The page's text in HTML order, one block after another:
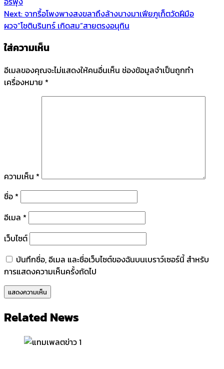
Next:จากรื้อโพงพางสงขลาถึงล้างบางมาเฟียภูเก็ตวัดฝีมือ
ผวจ”โชตินรินทร์ เกิดสม”สายตรงอนุทิน
ใส่ความเห็น
อีเมลของคุณจะไม่แสดงให้คนอื่นเห็น ช่องข้อมูลจำเป็นถูกทำ
เครื่องหมาย *
ความเห็น *
ชื่อ *
อีเมล *
เว็บไซต์
บันทึกชื่อ, อีเมล และชื่อเว็บไซต์ของฉันบนเบราว์เซอร์นี้ สำหรับ
การแสดงความเห็นครั้งถัดไป
Related News